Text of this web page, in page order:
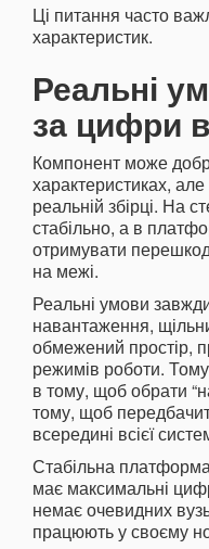
Ці питання часто
характеристик.
Реальні
за цифри
Компонент може
характеристиках,
реальній збірці. На
стабільно, а в
отримувати
на межі.
Реальні умови
навантаження,
обмежений простір,
режимів роботи.
в тому, щоб обрати
тому, щоб
всередині всієї
Стабільна
має максимальні
немає очевидних
працюють у своєму